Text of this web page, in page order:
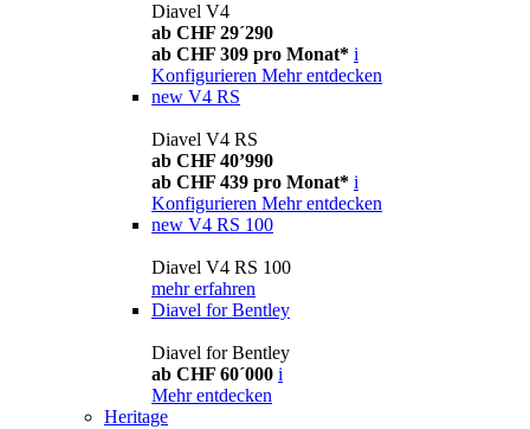
Diavel V4
ab CHF 29´290
ab CHF 309 pro Monat* i
Konfigurieren Mehr entdecken
new V4 RS
Diavel V4 RS
ab CHF 40’990
ab CHF 439 pro Monat* i
Konfigurieren Mehr entdecken
new V4 RS 100
Diavel V4 RS 100
mehr erfahren
Diavel for Bentley
Diavel for Bentley
ab CHF 60´000 i
Mehr entdecken
Heritage